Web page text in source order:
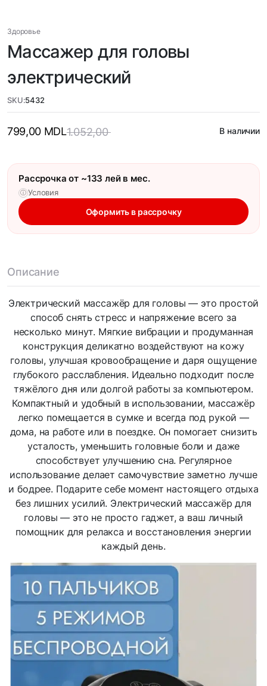
Здоровье
Массажер для головы
электрический
SKU:5432
1.052,00
799,00 MDL В наличии
Рассрочка от ~133 лей в мес.
ⓘ Условия
Оформить в рассрочку
Описание
Электрический массажёр для головы — это простой
способ снять стресс и напряжение всего за
несколько минут. Мягкие вибрации и продуманная
конструкция деликатно воздействуют на кожу
головы, улучшая кровообращение и даря ощущение
глубокого расслабления. Идеально подходит после
тяжёлого дня или долгой работы за компьютером.
Компактный и удобный в использовании, массажёр
легко помещается в сумке и всегда под рукой —
дома, на работе или в поездке. Он помогает снизить
усталость, уменьшить головные боли и даже
способствует улучшению сна. Регулярное
использование делает самочувствие заметно лучше
и бодрее. Подарите себе момент настоящего отдыха
без лишних усилий. Электрический массажёр для
головы — это не просто гаджет, а ваш личный
помощник для релакса и восстановления энергии
каждый день.